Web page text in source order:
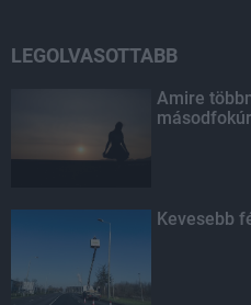
LEGOLVASOTTABB
Amire
Kevesebb